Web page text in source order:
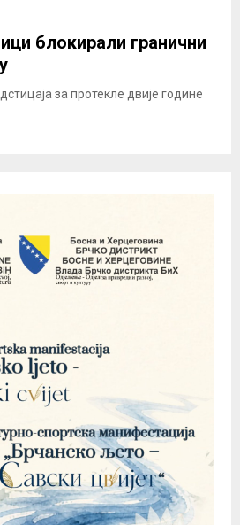
блокирали гранични
за протекле двије године